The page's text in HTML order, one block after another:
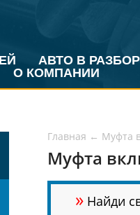
АВТО В РАЗБОР
О КОМПАНИИ
Главная ← Муфта
Муфта
» Найди